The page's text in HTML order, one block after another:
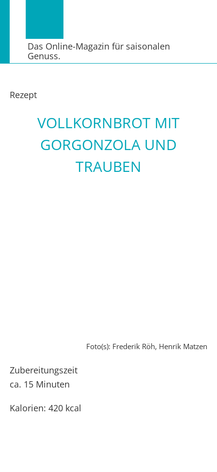
Das Online-Magazin für saisonalen
Genuss.
Rezept
VOLLKORNBROT MIT
GORGONZOLA UND
TRAUBEN
Foto(s): Frederik Röh, Henrik Matzen
Zubereitungszeit
ca. 15 Minuten
Kalorien: 420 kcal